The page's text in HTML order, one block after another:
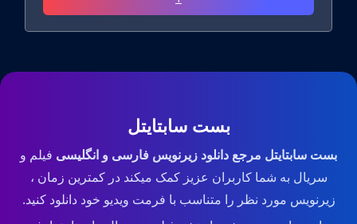
بست سابتایتل
بست سابتایتل مرجع دانلود زیرنویس فارسی و انگلیسی فیلم و
سریال به شما کاربران عزیز کمک میکند در کمترین زمان ،
زیرنویس مورد نظر را متناسب با فرمت ویدیو خود دانلود کنید.